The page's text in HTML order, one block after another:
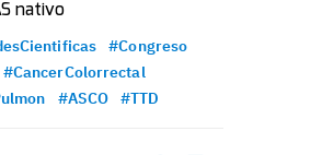
nativo
#Congreso
#CancerColorrectal
#ASCO #TTD